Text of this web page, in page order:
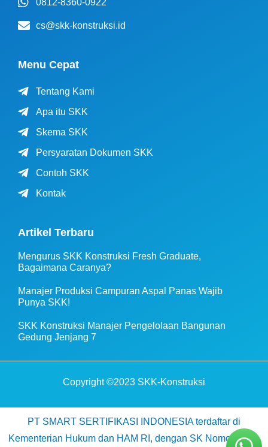
0812-8360-0922
cs@skk-konstruksi.id
Menu Cepat
Tentang Kami
Apa itu SKK
Skema SKK
Persyaratan Dokumen SKK
Contoh SKK
Kontak
Artikel Terbaru
Mengurus SKK Konstruksi Fresh Graduate,
Bagaimana Caranya?
Manajer Produksi Campuran Aspal Panas Wajib
Punya SKK!
SKK Konstruksi Manajer Pengelolaan Bangunan
Gedung Jenjang 7
Copyright ©2023 SKK-Konstruksi
PT SMART SERTIFIKASI INDONESIA terdaftar di
Kementerian Hukum dan HAM RI, dengan SK Nomor AHU-